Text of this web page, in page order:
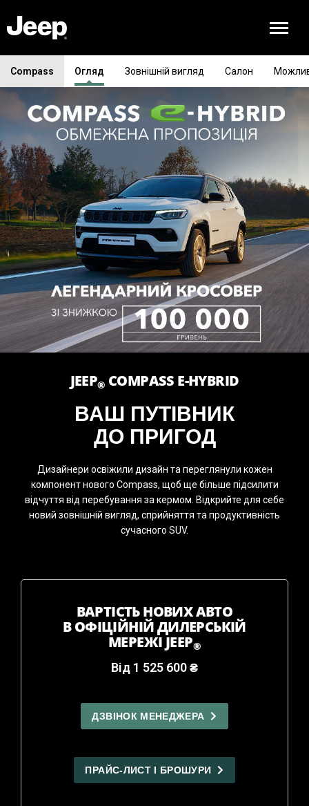
Compass Огляд Зовнішній вигляд Салон
JEEP® COMPASS E-HYBRID
ВАШ ПУТІВНИК
ДО ПРИГОД
Дизайнери освіжили дизайн та переглянули кожен
компонент нового Compass, щоб ще більше підсилити
відчуття від перебування за кермом. Відкрийте для себе
новий зовнішній вигляд, сприйняття та продуктивність
сучасного SUV.
ВАРТІСТЬ НОВИХ АВТО
В ОФІЦІЙНІЙ ДИЛЕРСЬКІЙ
МЕРЕЖІ JEEP®
Від 1 525 600 ₴
ДЗВІНОК МЕНЕДЖЕРА
ПРАЙС-ЛИСТ І БРОШУРИ